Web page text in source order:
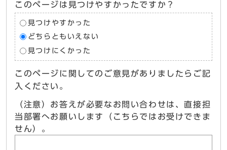
このページは見つけやすかったですか？
見つけやすかった
どちらともいえない
見つけにくかった
このページに関してのご意見がありましたらご記
入ください。
（注意）お答えが必要なお問い合わせは、直接担
当部署へお願いします（こちらではお受けできま
せん）。